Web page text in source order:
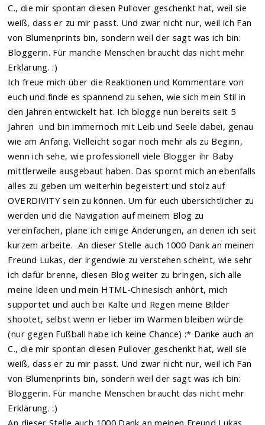
C., die mir spontan diesen Pullover geschenkt hat, weil sie
weiß, dass er zu mir passt. Und zwar nicht nur, weil ich Fan
von Blumenprints bin, sondern weil der sagt was ich bin:
Bloggerin. Für manche Menschen braucht das nicht mehr
Erklärung. :)
Ich freue mich über die Reaktionen und Kommentare von
euch und finde es spannend zu sehen, wie sich mein Stil in
den Jahren entwickelt hat. Ich blogge nun bereits seit 5
Jahren und bin immernoch mit Leib und Seele dabei, genau
wie am Anfang. Vielleicht sogar noch mehr als zu Beginn,
wenn ich sehe, wie professionell viele Blogger ihr Baby
mittlerweile ausgebaut haben. Das spornt mich an ebenfalls
alles zu geben um weiterhin begeistert und stolz auf
OVERDIVITY sein zu können. Um für euch übersichtlicher zu
werden und die Navigation auf meinem Blog zu
vereinfachen, plane ich einige Änderungen, an denen ich seit
kurzem arbeite. An dieser Stelle auch 1000 Dank an meinen
Freund Lukas, der irgendwie zu verstehen scheint, wie sehr
ich dafür brenne, diesen Blog weiter zu bringen, sich alle
meine Ideen und mein HTML-Chinesisch anhört, mich
supportet und auch bei Kälte und Regen meine Bilder
shootet, selbst wenn er lieber im Warmen bleiben würde
(nur gegen Fußball habe ich keine Chance) :* Danke auch an
C., die mir spontan diesen Pullover geschenkt hat, weil sie
weiß, dass er zu mir passt. Und zwar nicht nur, weil ich Fan
von Blumenprints bin, sondern weil der sagt was ich bin:
Bloggerin. Für manche Menschen braucht das nicht mehr
Erklärung. :)